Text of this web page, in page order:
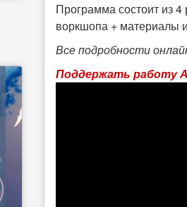
Программа состоит из 4
воркшопа + материалы
Все подробности
Поддержать работу